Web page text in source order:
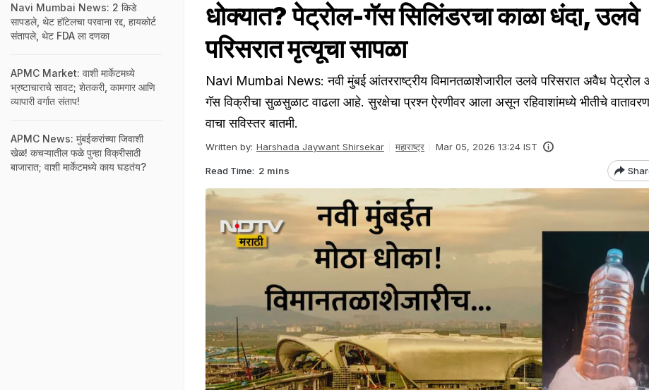
धोक्यात? पेट्रोल-गॅस सिलिंडरचा काळा धंदा, उलवे
परिसरात मृत्यूचा सापळा
Navi Mumbai News: नवी मुंबई आंतरराष्ट्रीय विमानतळाशेजारील उलवे परिसरात अवैध पेट्रोल
गॅस विक्रीचा सुळसुळाट वाढला आहे. सुरक्षेचा प्रश्न ऐरणीवर आला असून रहिवाशांमध्ये भीतीचे
वाचा सविस्तर बातमी.
Written by: Harshada Jaywant Shirsekar महाराष्ट्र Mar 05, 2026 13:24 IST
Read Time: 2 mins
Navi Mumbai News: 2 किडे
सापडले, थेट हॉटेलचा परवाना रद्द, हायकोर्ट
संतापले, थेट FDA ला दणका
APMC Market: ​वाशी मार्केटमध्ये
भ्रष्टाचाराचे सावट; शेतकरी, कामगार आणि
व्यापारी वर्गात संताप!
APMC News: मुंबईकरांच्या जिवाशी
खेळ! कचऱ्यातील फळे पुन्हा विक्रीसाठी
बाजारात; वाशी मार्केटमध्ये काय घडतंय?